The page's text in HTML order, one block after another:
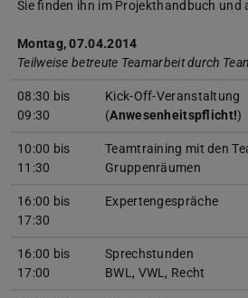
Sie finden ihn im Projekthandbuch und
Montag, 07.04.2014
Teilweise betreute Teamarbeit durch
08:30 bis
09:30
Kick-Off-Veranstaltung
(Anwesenheitspflicht!)
10:00 bis
11:30
Teamtraining mit den
Gruppenräumen
16:00 bis
17:30
Expertengespräche
16:00 bis
17:00
Sprechstunden
BWL, VWL, Recht